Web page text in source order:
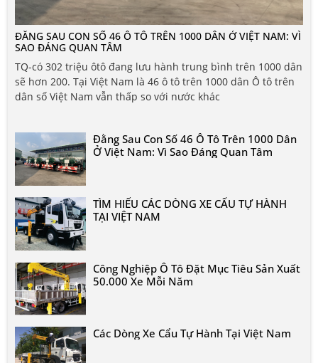
ĐẰNG SAU CON SỐ 46 Ô TÔ TRÊN 1000 DÂN Ở VIỆT NAM: VÌ
SAO ĐÁNG QUAN TÂM
TQ-có 302 triệu ôtô đang lưu hành trung bình trên 1000 dân
sẽ hơn 200. Tại Việt Nam là 46 ô tô trên 1000 dân Ô tô trên
dân số Việt Nam vẫn thấp so với nước khác
Đằng Sau Con Số 46 Ô Tô Trên 1000 Dân
Ở Việt Nam: Vì Sao Đáng Quan Tâm
TÌM HIỂU CÁC DÒNG XE CẨU TỰ HÀNH
TẠI VIỆT NAM
Công Nghiệp Ô Tô Đặt Mục Tiêu Sản Xuất
50.000 Xe Mỗi Năm
Các Dòng Xe Cẩu Tự Hành Tại Việt Nam